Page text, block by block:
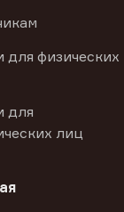
для физических
для
лиц